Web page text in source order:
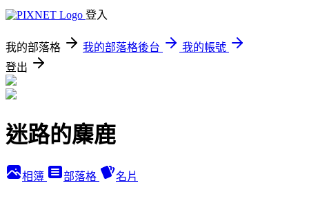
登入
我的部落格 我的部落格後台
我的帳號
登出
迷路的麋鹿
相簿 部落格 名片